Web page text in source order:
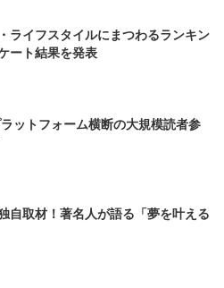
ライフスタイルにまつわるランキン
ート結果を発表
ットフォーム横断の大規模読者参
自取材！著名人が語る「夢を叶える